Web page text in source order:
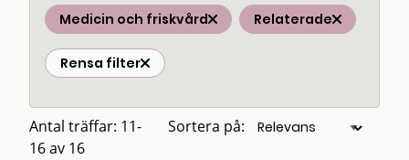
Medicin och friskvård Relaterade
Rensa filter
Antal träffar: 11-
16 av 16
Sortera på: